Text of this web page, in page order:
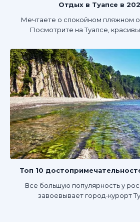
Отдых в Туапсе в
Мечтаете о спокойном пляжном
Посмотрите на Туапсе,
Топ 10
Все большую популярность у
завоевывает город-курорт